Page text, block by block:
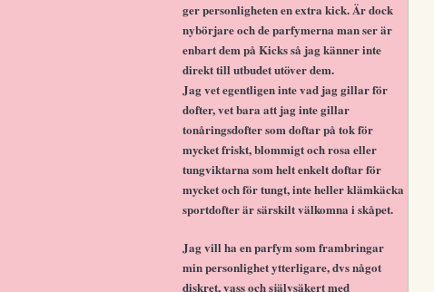
ger personligheten en extra kick. Är dock
nybörjare och de parfymerna man ser är
enbart dem på Kicks så jag känner inte
direkt till utbudet utöver dem.
Jag vet egentligen inte vad jag gillar för
dofter, vet bara att jag inte gillar
tonåringsdofter som doftar på tok för
mycket friskt, blommigt och rosa eller
tungviktarna som helt enkelt doftar för
mycket och för tungt, inte heller klämkäcka
sportdofter är särskilt välkomna i skåpet.
Jag vill ha en parfym som frambringar
min personlighet ytterligare, dvs något
diskret, vass och självsäkert med